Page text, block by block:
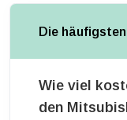
Die
Wie viel
den